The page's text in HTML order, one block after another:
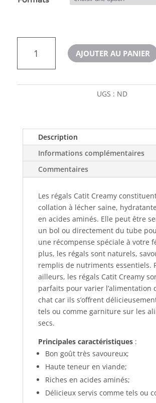
AJOUTER AU PANIER
UGS : ND
Description
Informations complémentaires
Commentaires
Les régals Catit Creamy
collation à lécher saine,
en acides aminés. Elle peut être
un bol ou directement du tube
une récompense spéciale à votre
plus, les régals sont naturels,
remplis de nutriments essentiels.
ailleurs, les régals Catit Creamy
parfaits pour varier l’alimentation
chat car ils s’offrent
tels ou comme garniture sur les
secs.
Principales caractéristiques:
Bon goût très savoureux;
Haute teneur en viande;
Riches en acides aminés;
Délicieux servis comme tels ou